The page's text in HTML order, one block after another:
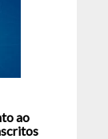
ao